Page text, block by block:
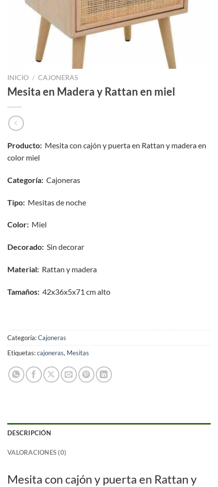
INICIO / CAJONERAS
Mesita en Madera y Rattan en miel
Producto: Mesita con cajón y puerta en Rattan y madera en
color miel
Categoría: Cajoneras
Tipo: Mesitas de noche
Color: Miel
Decorado: Sin decorar
Material: Rattan y madera
Tamaños: 42x36x5x71 cm alto
Categoría:Cajoneras
Etiquetas:cajoneras, Mesitas
DESCRIPCIÓN
VALORACIONES (0)
Mesita con cajón y puerta en Rattan y